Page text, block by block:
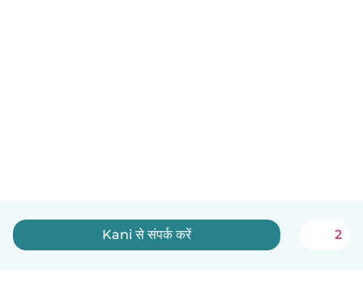
Kani से संपर्क करें 2